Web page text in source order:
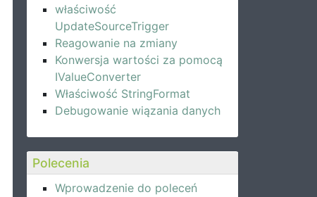
właściwość
UpdateSourceTrigger
Reagowanie na zmiany
Konwersja wartości za pomocą
IValueConverter
Właściwość StringFormat
Debugowanie wiązania danych
Polecenia
Wprowadzenie do poleceń